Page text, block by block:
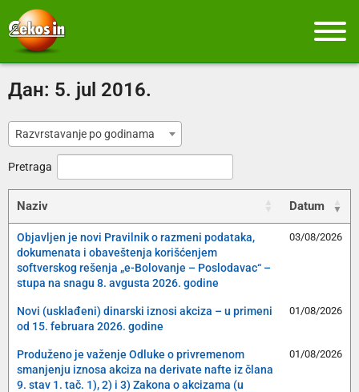
Дан: 5. jul 2016.
Razvrstavanje po godinama
Pretraga
Naziv Datum
Objavljen je novi Pravilnik o razmeni podataka,
dokumenata i obaveštenja korišćenjem
softverskog rešenja „e-Bolovanje – Poslodavac“ –
stupa na snagu 8. avgusta 2026. godine
03/08/2026
Novi (usklađeni) dinarski iznosi akciza – u primeni
od 15. februara 2026. godine
01/08/2026
Produženo je važenje Odluke o privremenom
smanjenju iznosa akciza na derivate nafte iz člana
9. stav 1. tač. 1), 2) i 3) Zakona o akcizama (u
01/08/2026